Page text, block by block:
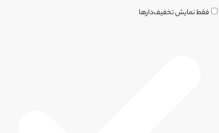
فقط نمایش تخفیف‌دارها